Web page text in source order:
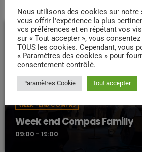
EMISSION EN COURS
WEEK -END COMPAS
Week end Compas Familly
09:00 - 19:00
Nous utilisons des cookies sur notre
vous offrir l'expérience la plus
vos préférences et en répétant vos
sur « Tout accepter », vous
TOUS les cookies. Cependant, vous
« Paramètres des cookies » pour
consentement contrôlé.
Paramètres Cookie Tout accepter